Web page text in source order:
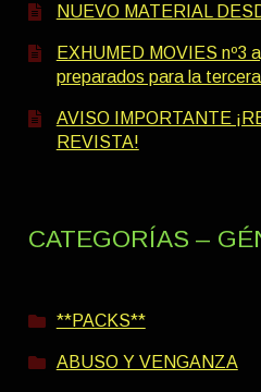
NUEVO MATERIAL
EXHUMED MOVIES nº3
preparados para la
AVISO IMPORTANTE
REVISTA!
CATEGORÍAS –
**PACKS**
ABUSO Y VENGANZA